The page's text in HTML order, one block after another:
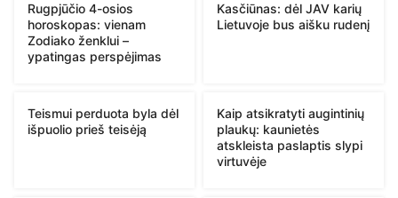
Rugpjūčio 4-osios
horoskopas: vienam
Zodiako ženklui –
ypatingas perspėjimas
Kasčiūnas: dėl JAV karių
Lietuvoje bus aišku rudenį
Teismui perduota byla dėl
išpuolio prieš teisėją
Kaip atsikratyti augintinių
plaukų: kaunietės
atskleista paslaptis slypi
virtuvėje